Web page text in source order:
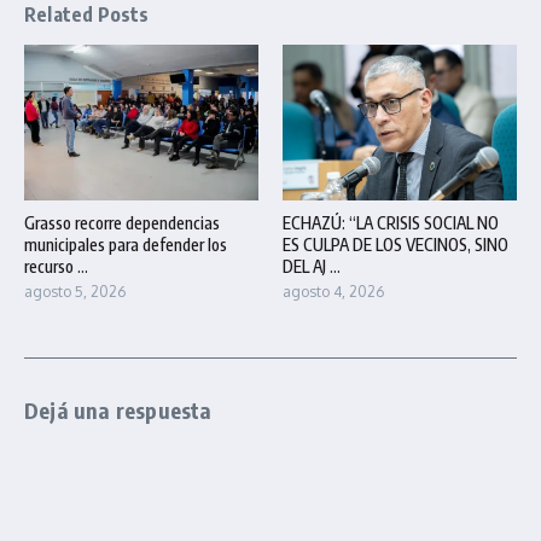
Related Posts
Grasso recorre dependencias
municipales para defender los
recurso ...
agosto 5, 2026
ECHAZÚ: “LA CRISIS SOCIAL NO
ES CULPA DE LOS VECINOS, SINO
DEL AJ ...
agosto 4, 2026
Dejá una respuesta